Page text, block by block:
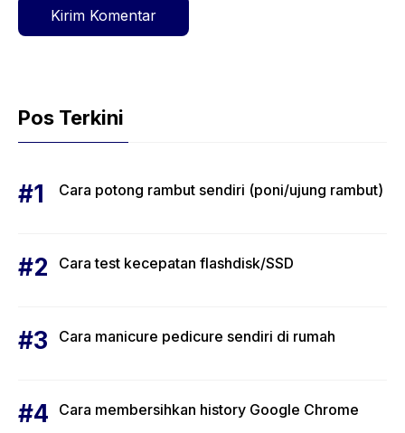
Pos Terkini
Cara potong rambut sendiri (poni/ujung rambut)
Cara test kecepatan flashdisk/SSD
Cara manicure pedicure sendiri di rumah
Cara membersihkan history Google Chrome